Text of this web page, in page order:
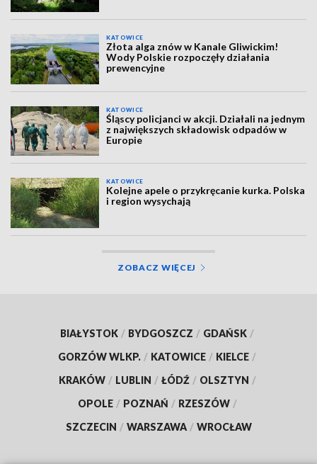
KATOWICE
Złota alga znów w Kanale Gliwickim!
Wody Polskie rozpoczęły działania
prewencyjne
KATOWICE
Śląscy policjanci w akcji. Działali na jednym
z największych składowisk odpadów w
Europie
KATOWICE
Kolejne apele o przykręcanie kurka. Polska
i region wysychają
ZOBACZ WIĘCEJ
BIAŁYSTOK / BYDGOSZCZ / GDAŃSK /
GORZÓW WLKP. / KATOWICE / KIELCE /
KRAKÓW / LUBLIN / ŁÓDŹ / OLSZTYN /
OPOLE / POZNAŃ / RZESZÓW /
SZCZECIN / WARSZAWA / WROCŁAW